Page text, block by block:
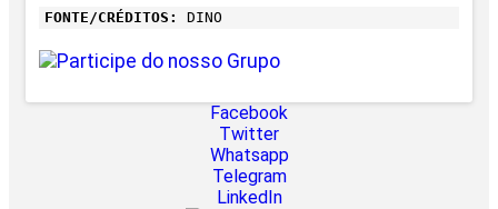
FONTE/CRÉDITOS: DINO
Facebook
Twitter
Whatsapp
Telegram
LinkedIn